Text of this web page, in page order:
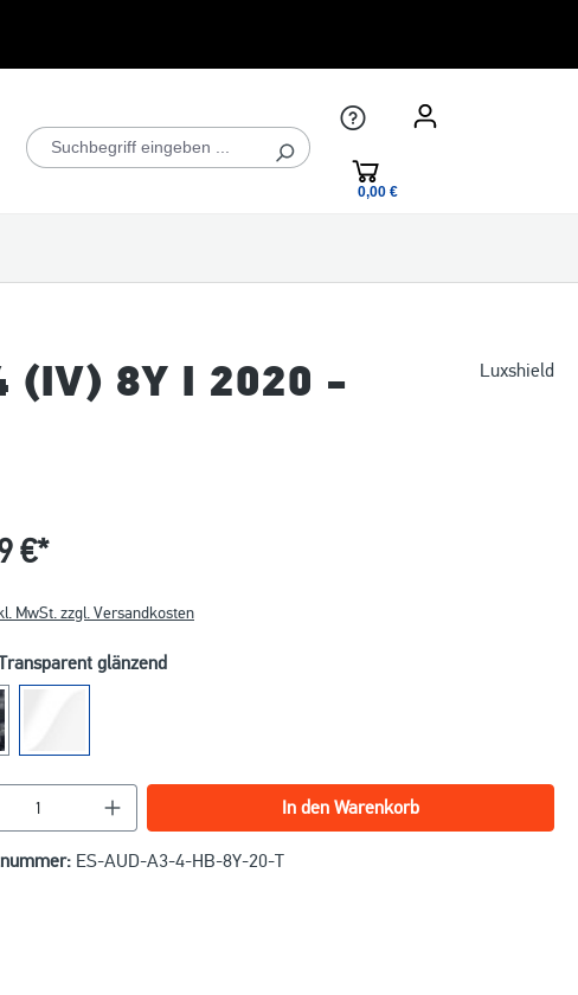
0,00 €*
(IV) 8Y I 2020 -
Luxshield
€*
MwSt. zzgl. Versandkosten
glänzend
Anzahl: Gib den gewünschten Wert ein oder
In den Warenkorb
ES-AUD-A3-4-HB-8Y-20-T